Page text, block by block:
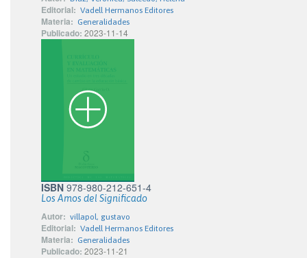
Editorial: Vadell Hermanos Editores
Materia: Generalidades
Publicado: 2023-11-14
ISBN 978-980-212-651-4
Los Amos del Significado
Autor: villapol, gustavo
Editorial: Vadell Hermanos Editores
Materia: Generalidades
Publicado: 2023-11-21